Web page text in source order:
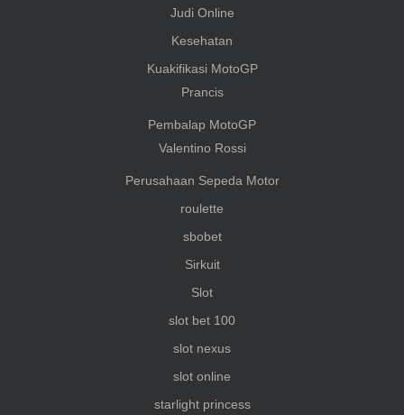
Judi Online
Kesehatan
Kuakifikasi MotoGP
Prancis
Pembalap MotoGP
Valentino Rossi
Perusahaan Sepeda Motor
roulette
sbobet
Sirkuit
Slot
slot bet 100
slot nexus
slot online
starlight princess